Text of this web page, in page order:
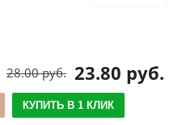
23.80 руб.
28.00 руб.
КУПИТЬ В 1 КЛИК